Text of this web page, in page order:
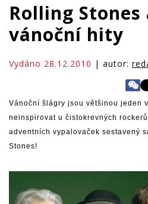
Rolling
vánoční hity
Vydáno 28.12.2010 | autor:
Vánoční šlágry jsou většinou jeden
neinspirovat u čistokrevných
adventních vypalovaček sestavený
Stones!